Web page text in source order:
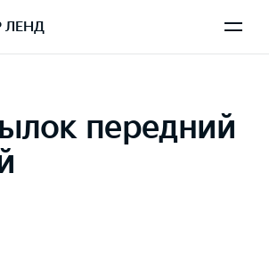
ЛЕНД
передний